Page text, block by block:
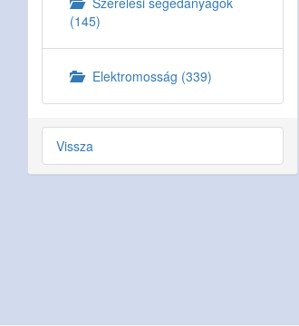
(145)
Elektromosság (339)
Vissza